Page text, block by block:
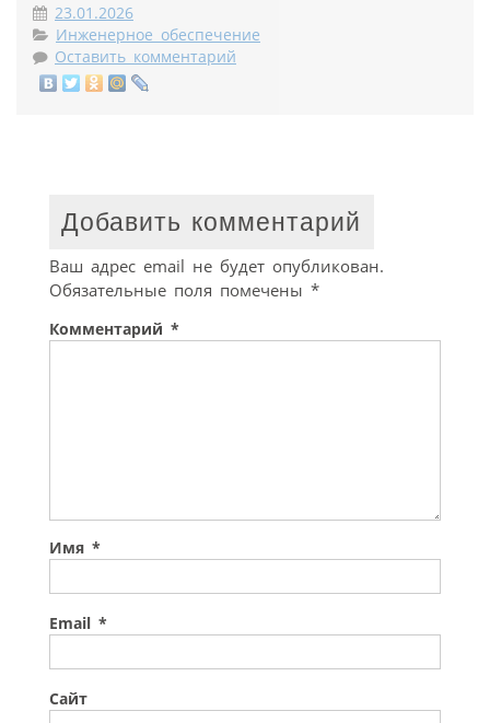
23.01.2026
Инженерное обеспечение
Оставить комментарий
Добавить комментарий
Ваш адрес email не будет опубликован.
Обязательные поля помечены *
Комментарий *
Имя *
Email *
Сайт